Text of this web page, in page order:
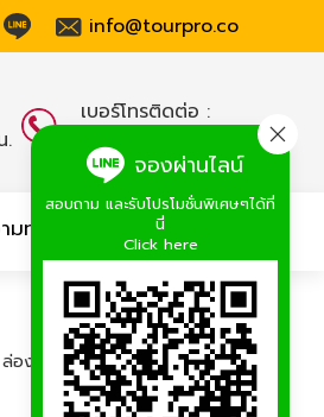
info@tourpro.co
.
เบอร์โทรติดต่อ :
02-254-9334-8
ท่องเที่ยว เกี่ยวกับเรา
จองผ่านไลน์
สอบถาม และรับโปรโมชั่นพิเศษๆได้ที่
นี่
Click here
องเรือสำราญ DFDS 8 วัน 6